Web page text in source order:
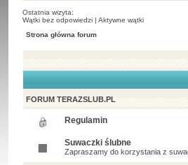
Ostatnia wizyta:
Wątki bez odpowiedzi | Aktywne wątki
Strona główna forum
FORUM TERAZSLUB.PL
Regulamin
Suwaczki ślubne
Zapraszamy do korzystania z